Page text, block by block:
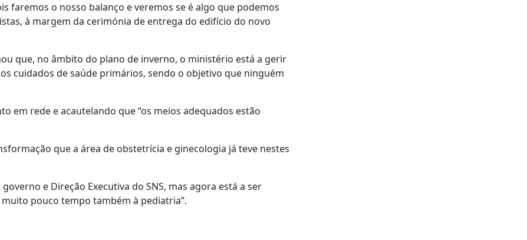
faremos o nosso balanço e veremos se é algo que podemos
à margem da cerimónia de entrega do edifício do novo
que, no âmbito do plano de inverno, o ministério está a gerir
cuidados de saúde primários, sendo o objetivo que ninguém
em rede e acautelando que “os meios adequados estão
que a área de obstetrícia e ginecologia já teve nestes
e Direção Executiva do SNS, mas agora está a ser
pouco tempo também à pediatria”.